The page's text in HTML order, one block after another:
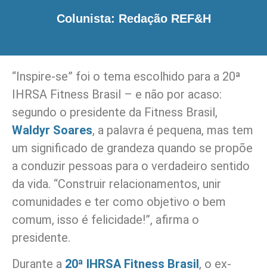
Colunista: Redação REF&H
“Inspire-se” foi o tema escolhido para a 20ª
IHRSA Fitness Brasil – e não por acaso:
segundo o presidente da Fitness Brasil,
Waldyr Soares, a palavra é pequena, mas tem
um significado de grandeza quando se propõe
a conduzir pessoas para o verdadeiro sentido
da vida. “Construir relacionamentos, unir
comunidades e ter como objetivo o bem
comum, isso é felicidade!”, afirma o
presidente.
Durante a 20ª IHRSA Fitness Brasil, o ex-